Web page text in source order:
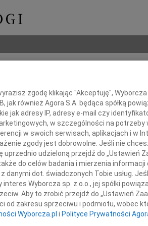
INNE
Z
Z
Z
Z
zgodę klikając "Akceptuję",
jak również Agora S.A. będąca spółką
jak adresy IP, adresy e-mail czy
w szczególności na potrzeby
w swoich serwisach, aplikacjach i w
zgody jest dobrowolne. Jeśli nie
udzieloną przejdź do „Ustawień
do celów badania i mierzenia
danymi dot. świadczonych Tobie usług.
Wyborcza sp. z o.o., jej spółki
Aby to zrobić przejdź do „Ustawień
zakresu sprzeciwu i podmiotu, wobec
Wyborcza.pl i Polityce Prywatności